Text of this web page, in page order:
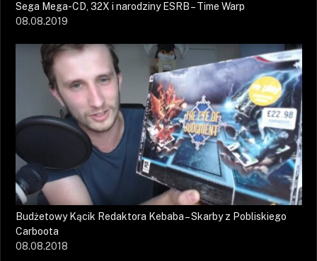
Sega Mega-CD, 32X i narodziny ESRB – Time Warp
08.08.2019
Budżetowy Kącik Redaktora Kebaba – Skarby z Pobliskiego
Carboota
08.08.2018